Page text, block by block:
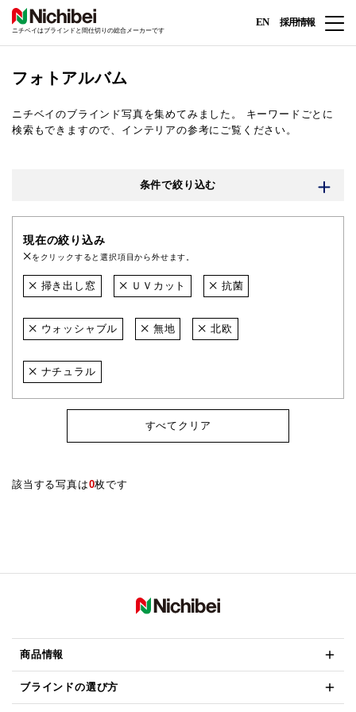
ニチベイはブラインドと間仕切りの総合メーカーです
EN 採用情報
フォトアルバム
ニチベイのブラインド写真を集めてみました。
キーワードごとに
検索もできますので、インテリアの参考にご覧ください。
条件で絞り込む
現在の絞り込み
をクリックすると選択項目から外せます。
掃き出し窓 ＵＶカット 抗菌
ウォッシャブル 無地 北欧
ナチュラル
すべてクリア
該当する写真は0枚です
商品情報
ブラインドの選び方